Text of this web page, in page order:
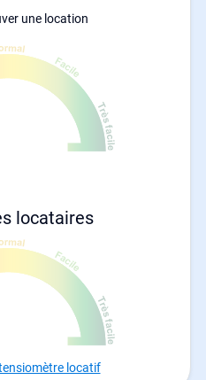
une location
locataires
locatif